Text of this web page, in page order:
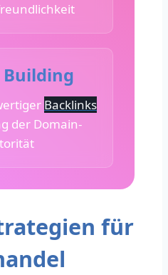
Backlinks
der Domain-
für